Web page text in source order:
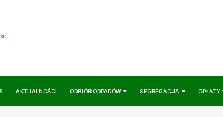
AKTUALNOŚCI ODBIÓR ODPADÓW SEGREGACJA OPŁATY